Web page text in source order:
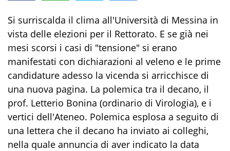
Si surriscalda il clima all'Università di Messina in
vista delle elezioni per il Rettorato. E se già nei
mesi scorsi i casi di "tensione" si erano
manifestati con dichiarazioni al veleno e le prime
candidature adesso la vicenda si arricchisce di
una nuova pagina. La polemica tra il decano, il
prof. Letterio Bonina (ordinario di Virologia), e i
vertici dell'Ateneo. Polemica esplosa a seguito di
una lettera che il decano ha inviato ai colleghi,
nella quale annuncia di aver indicato la data